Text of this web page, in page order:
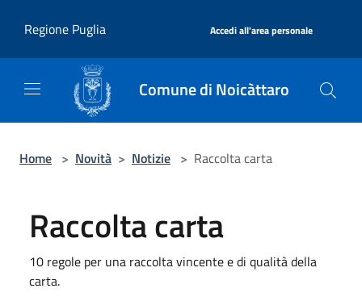
Regione Puglia
Accedi all'area personale
Comune di Noicàttaro
Home > Novità > Notizie > Raccolta carta
Raccolta carta
10 regole per una raccolta vincente e di qualità della
carta.